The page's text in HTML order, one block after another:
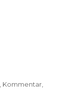
Kommentar